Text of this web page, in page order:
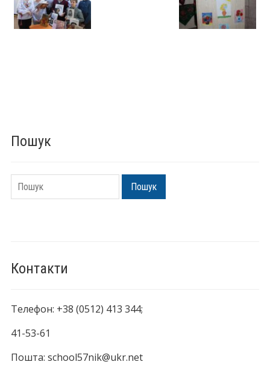
Пошук
Пошук Пошук
Контакти
Телефон: +38 (0512) 413 344;
41-53-61
Пошта: school57nik@ukr.net